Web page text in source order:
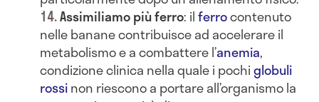
Assimiliamo più ferro: ilferrocontenuto
nelle banane contribuisce ad accelerare il
metabolismo e a combattere l’anemia,
condizione clinica nella quale i pochiglobuli
rossinon riescono a portare all’organismo la